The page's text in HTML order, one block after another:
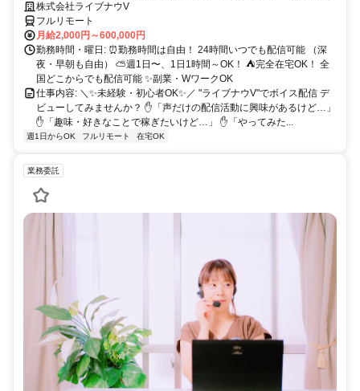
～OK♪
株式会社ライブナウV
フルリモート
月給2,000円～600,000円
勤務時間・曜日: ⏰勤務時間は自由！ 24時間いつでも配信可能 （深
夜・早朝も自由） ⛅週1日〜、1日1時間～OK！ ⛺完全在宅OK！ 全
国どこからでも配信可能 ✨副業・WワークOK
仕事内容: ＼✨未経験・初心者OK✨／ "ライブナウV"でボイス配信 デ
ビューしてみませんか？ ✋「声だけの配信活動に興味があるけど…」
✋「趣味・好きなことで稼ぎたいけど…」 ✋「やってみた...
週1日からOK フルリモート 在宅OK
業務委託